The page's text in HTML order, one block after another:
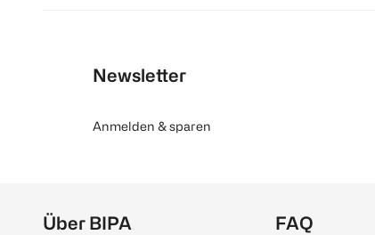
Newsletter
Anmelden & sparen
Über BIPA FAQ